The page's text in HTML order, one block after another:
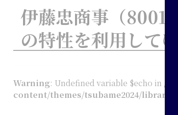
伊藤忠商事（8001
の特性を利用して
Warning: Undefined variable $echo in /
content/themes/tsubame2024/library/